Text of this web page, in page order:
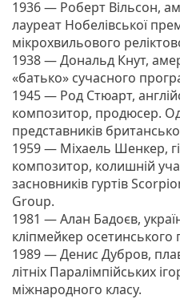
1936 — Роберт Вільсон,
лауреат Нобелівської
мікрохвильового
1938 — Дональд Кнут,
«батько» сучасного
1945 — Род Стюарт,
композитор, продюсер.
представників
1959 — Міхаель Шенкер,
композитор, колишній
засновників гуртів
Group.
1981 — Алан Бадоєв,
кліпмейкер
1989 — Денис Дубров,
літніх Паралімпійських
міжнародного класу.